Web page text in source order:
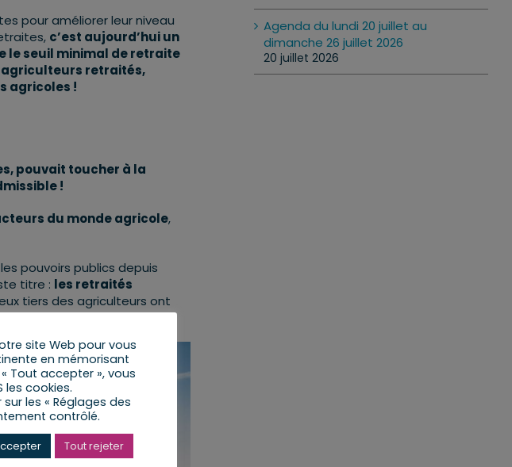
pour améliorer leur niveau
c’est aujourd’hui un
le seuil minimal de retraite
agriculteurs retraités,
agricoles !
pouvait toucher à la
!
du monde agricole,
pouvoirs publics depuis
titre : les retraités
tiers des agriculteurs ont
Agenda du lundi 20 juillet au
dimanche 26 juillet 2026
20 juillet 2026
site Web pour vous
en mémorisant
Tout accepter », vous
les cookies.
les « Réglages des
contrôlé.
Tout rejeter